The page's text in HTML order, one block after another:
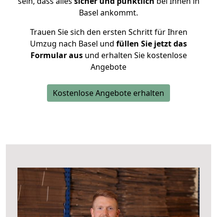
Basel ankommt.
Trauen Sie sich den ersten Schritt für Ihren
Umzug nach Basel und füllen Sie jetzt das
Formular ausund erhalten Sie kostenlose
Angebote
Kostenlose Angebote erhalten